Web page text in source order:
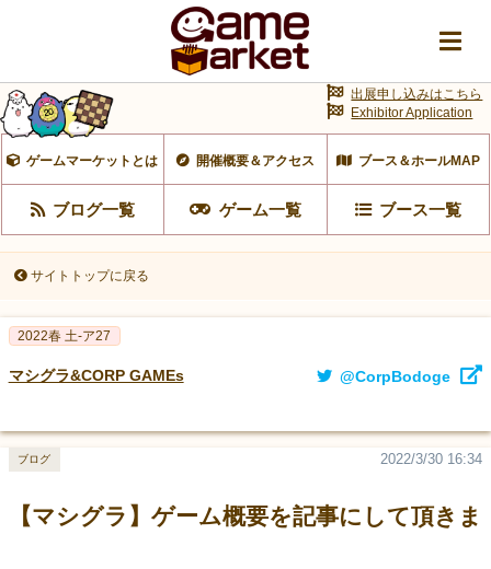
ゲームマーケットとは 開催概要＆アクセス ブース＆ホールMAP
ブログ一覧 ゲーム一覧 ブース一覧
出展申し込みはこちら
Exhibitor Application
サイトトップに戻る
2022春 土-ア27
マシグラ&CORP GAMEs @CorpBodoge
【マシグラ】ゲーム概要を記事にして頂きま
2022/3/30 16:34
ブログ